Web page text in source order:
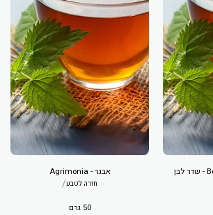
אבגר - Agrimonia
חזרה לטבע/
50 גרם